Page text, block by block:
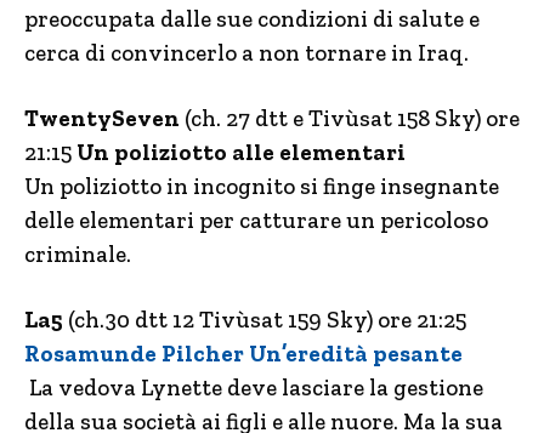
preoccupata dalle sue condizioni di salute e
cerca di convincerlo a non tornare in Iraq.
TwentySeven (ch. 27 dtt e Tivùsat 158 Sky) ore
21:15 Un poliziotto alle elementari
Un poliziotto in incognito si finge insegnante
delle elementari per catturare un pericoloso
criminale.
La5 (ch.30 dtt 12 Tivùsat 159 Sky) ore 21:25
Rosamunde Pilcher Un’eredità pesante
La vedova Lynette deve lasciare la gestione
della sua società ai figli e alle nuore. Ma la sua